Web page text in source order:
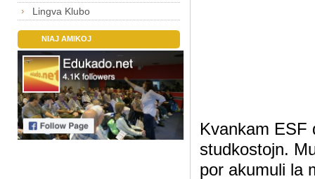
Lingva Klubo
NIAJ AMIKOJ
Kvankam ESF
studkostojn.
por akumuli la